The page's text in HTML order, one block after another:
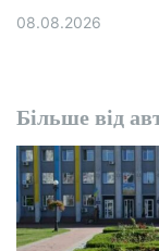
08.08.2026
Більше від